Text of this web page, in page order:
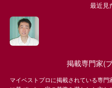
最近見
掲載専門家(
マイベストプロに掲載されている専